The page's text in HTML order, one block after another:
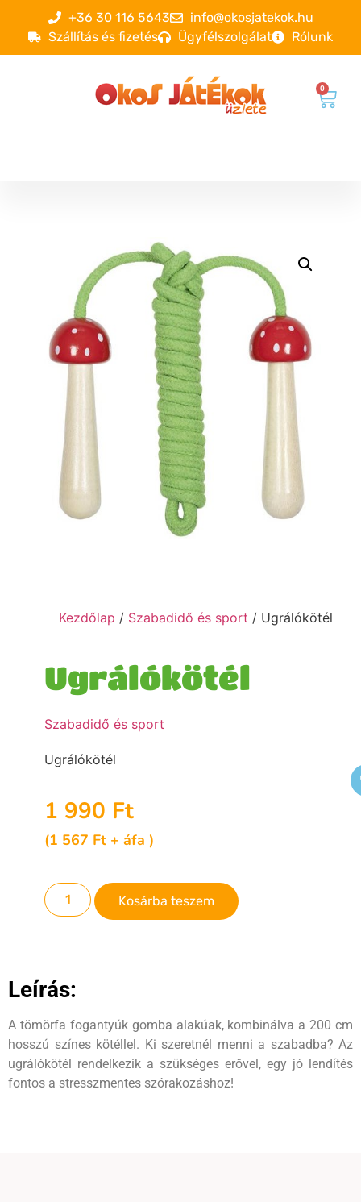
+36 30 116 5643
info@okosjatekok.hu
Szállítás és fizetés
Ügyfélszolgálat Rólunk
0
Kezdőlap / Szabadidő és sport / Ugrálókötél
Ugrálókötél
Szabadidő és sport
Ugrálókötél
1 990 Ft
(1 567 Ft + áfa )
Kosárba teszem
Leírás:
A tömörfa fogantyúk gomba alakúak, kombinálva a 200 cm
hosszú színes kötéllel. Ki szeretnél menni a szabadba? Az
ugrálókötél rendelkezik a szükséges erővel, egy jó lendítés
fontos a stresszmentes szórakozáshoz!